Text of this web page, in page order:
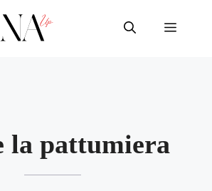
Menu
la pattumiera